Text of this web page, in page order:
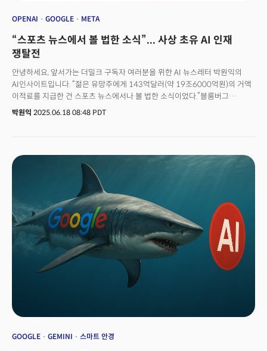
기사:&nbsp;'AI의 어머니' 페이페이 리는 미래를 어떻게 보고 있나?
OPENAI GOOGLE META
“스포츠 뉴스에서 볼 법한 소식”... 사상 초유 AI 인재
쟁탈전
안녕하세요, 앞서가는 더밀크 구독자 여러분을 위한 AI 뉴스레터 박원익의
AI인사이트입니다. “젊은 유망주에게 143억달러(약 19조6000억원)의 거액
이적료를 지급한 건 스포츠 뉴스에서나 볼 법한 소식이었다.”블룸버그
칼럼니스트 데이브 리는 16일(현지시각) “메타가 다가오는 힘든 시즌을
있습니다. AI 분야 경쟁에서 승리하려면 결국 초특급 인재가 가장 중요하다는
판단 때문입니다. 실리콘밸리 VC(벤처캐피털) a16z의 디디 다스는 “마크
저커버그 메타 CEO가 최고 AI 인재들에게 연간 1000만달러(약 137억원)
규모의 보상을 제안하고 있다. 초지능(superintelligence) 팀을 꾸리기 위한
메타의 제안은 미친(insane) 수준”이라고 했습니다. 18일 팟캐스트
‘Uncapped’ 인터뷰를 통해 샘 알트만 오픈AI CEO가 공개한 바에 따르면
메타는 오픈AI의 AI 최고 인재 영입을 위해 무려 1억달러(약 1373억원)의
‘계약 보너스(signing bonus)’까지 제안했다고 합니다. 메타의 과감한
베팅, 성공으로 이어질까요?
박원익 2025.06.18 08:48 PDT
GOOGLE GEMINI 스마트 안경